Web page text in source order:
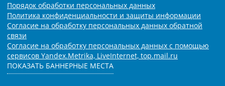
Порядок обработки персональных данных
Политика конфиденциальности и защиты информации
Согласие на обработку персональных данных обратной
связи
Согласие на обработку персональных данных с помощью
сервисов Yandex.Metrika, LiveInternet, top.mail.ru
ПОКАЗАТЬ БАННЕРНЫЕ МЕСТА